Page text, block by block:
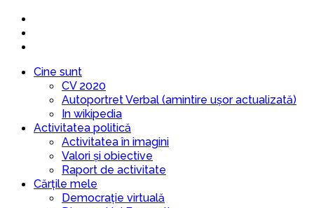
Cine sunt
CV 2020
Autoportret Verbal (amintire ușor actualizată)
In wikipedia
Activitatea politică
Activitatea în imagini
Valori și obiective
Raport de activitate
Cărțile mele
Democrație virtuală